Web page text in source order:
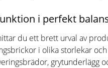
i perfekt
du ett brett urval av
i olika storlekar
grytunderlägg